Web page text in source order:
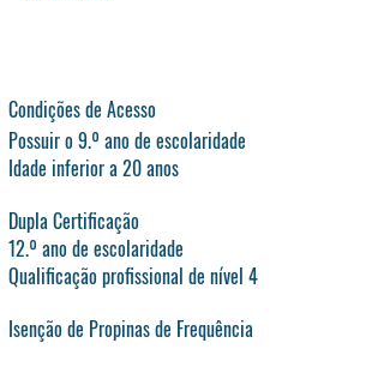
Condições de Acesso
Possuir o 9.º ano de escolaridade
Idade inferior a 20 anos
Dupla Certificação
12.º ano de escolaridade
Qualificação profissional de nível 4
Isenção de Propinas de Frequência